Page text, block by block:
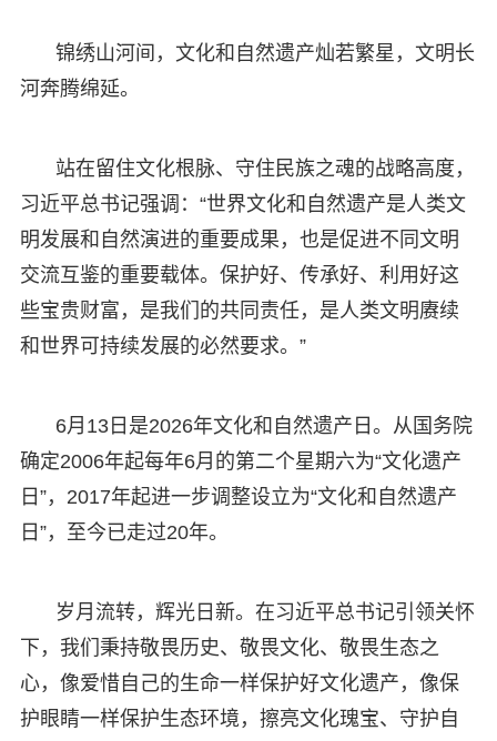
锦绣山河间，文化和自然遗产灿若繁星，文明长
河奔腾绵延。
站在留住文化根脉、守住民族之魂的战略高度，
习近平总书记强调：“世界文化和自然遗产是人类文
明发展和自然演进的重要成果，也是促进不同文明
交流互鉴的重要载体。保护好、传承好、利用好这
些宝贵财富，是我们的共同责任，是人类文明赓续
和世界可持续发展的必然要求。”
6月13日是2026年文化和自然遗产日。从国务院
确定2006年起每年6月的第二个星期六为“文化遗产
日”，2017年起进一步调整设立为“文化和自然遗产
日”，至今已走过20年。
岁月流转，辉光日新。在习近平总书记引领关怀
下，我们秉持敬畏历史、敬畏文化、敬畏生态之
心，像爱惜自己的生命一样保护好文化遗产，像保
护眼睛一样保护生态环境，擦亮文化瑰宝、守护自